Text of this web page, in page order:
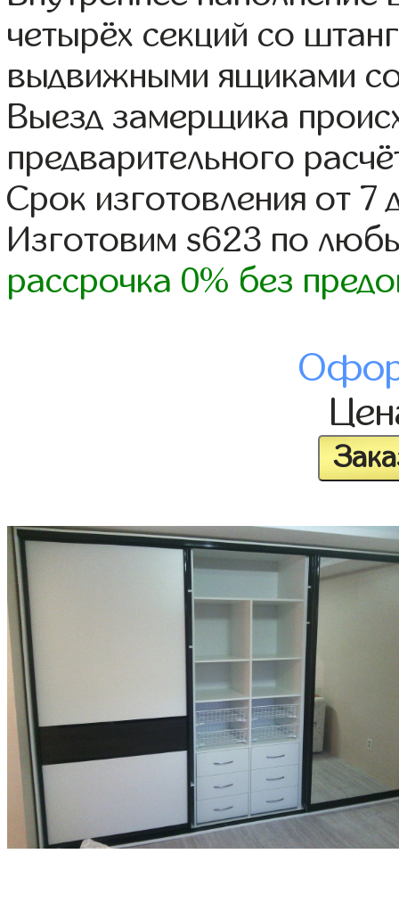
четырёх секций со
выдвижными ящиками
Выезд замерщика
предварительного
Срок изготовления от 7
Изготовим s623 по
рассрочка 0% без